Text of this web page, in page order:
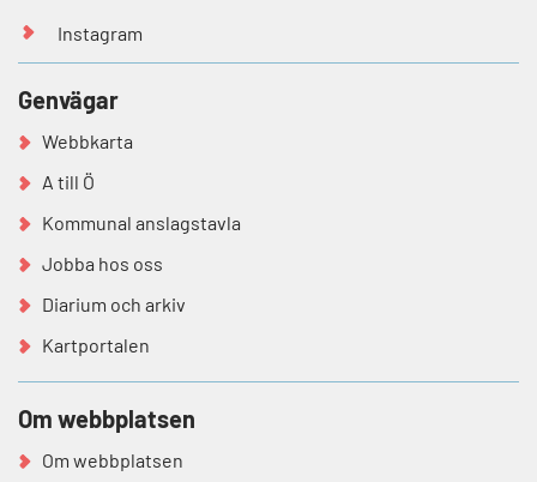
Instagram
Genvägar
Webbkarta
A till Ö
Kommunal anslagstavla
Jobba hos oss
Diarium och arkiv
Kartportalen
Om webbplatsen
Om webbplatsen